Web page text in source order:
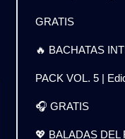
GRATIS
🔥 BACHATAS
PACK VOL. 5 |
🎧 GRATIS
💖 BALADAS